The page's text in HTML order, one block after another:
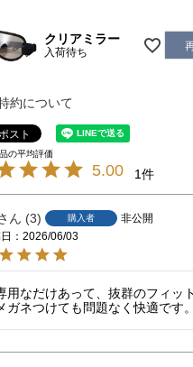
クリアミラー
入荷待ち
約について
5.00 1
3 購入者
非公開
2026/06/03
用なだけあって、抜群のフィット
ガネつけても問題なく快適です。